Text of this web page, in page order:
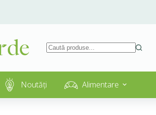
Noutăți Alimentare